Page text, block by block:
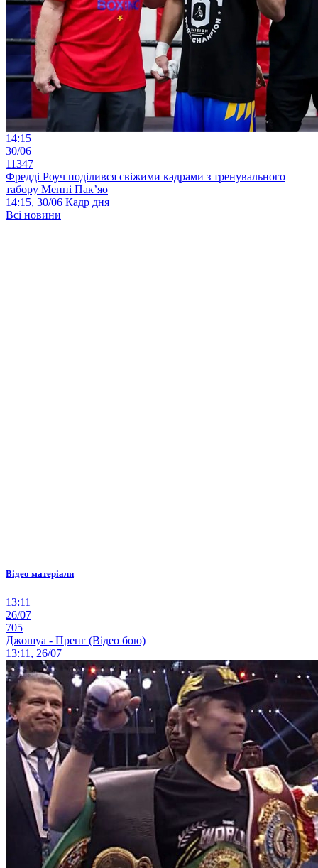
14:15
30/06
11347
Фредді Роуч поділився свіжими кадрами з тренувального
табору Менні Пак’яо
14:15, 30/06 Кадр дня
Всі новини
Відео матеріали
13:11
26/07
705
Джошуа - Пренг (Відео бою)
13:11, 26/07